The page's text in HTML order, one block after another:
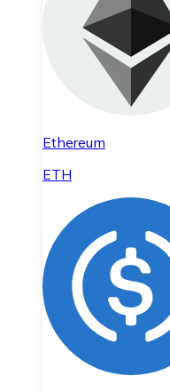
Ethereum
ETH